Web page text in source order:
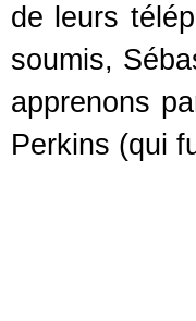
de leurs
soumis,
apprenons
Perkins (qui